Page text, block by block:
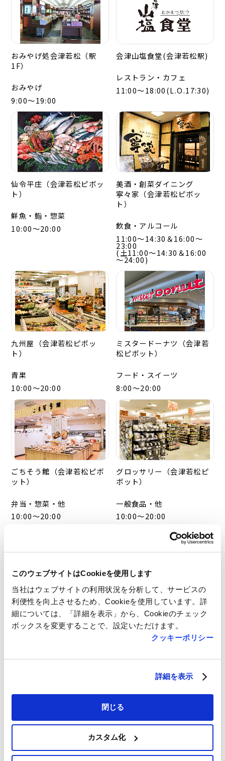
このウェブサイトはCookieを使用します
当社はウェブサイトの利用状況を分析して、サービスの
利便性を向上させるため、Cookieを使用しています。詳
細については、「詳細を表示」から、Cookieのチェック
ボックスを変更することで、設定いただけます。
クッキーポリシー
詳細を表示
閉じる
カスタム化
おみやげ処会津若松（駅
1F）
おみやげ
9:00～19:00
会津山塩食堂(会津若松駅)
レストラン・カフェ
11:00～18:00(L.O.17:30)
仙令平庄（会津若松ピボッ
ト）
鮮魚・鮨・惣菜
10:00～20:00
美酒・創菜ダイニング
寧々家（会津若松ピボッ
ト）
飲食・アルコール
11:00～14:30＆16:00～
23:00
(土11:00～14:30＆16:00
～24:00)
九州屋（会津若松ピボッ
ト）
青果
10:00～20:00
ミスタードーナツ（会津若
松ピボット）
フード・スイーツ
8:00～20:00
ごちそう館（会津若松ピボ
ット）
弁当・惣菜・他
10:00～20:00
グロッサリー（会津若松ピ
ボット）
一般食品・他
10:00～20:00
ニュー・クイック（会津若
松ピボット）
精肉・惣菜